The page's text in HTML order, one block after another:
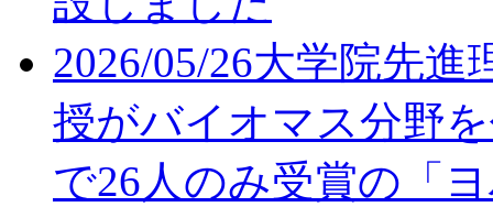
2026/05/26大学院先進
授がバイオマス分野
で26人のみ受賞の「